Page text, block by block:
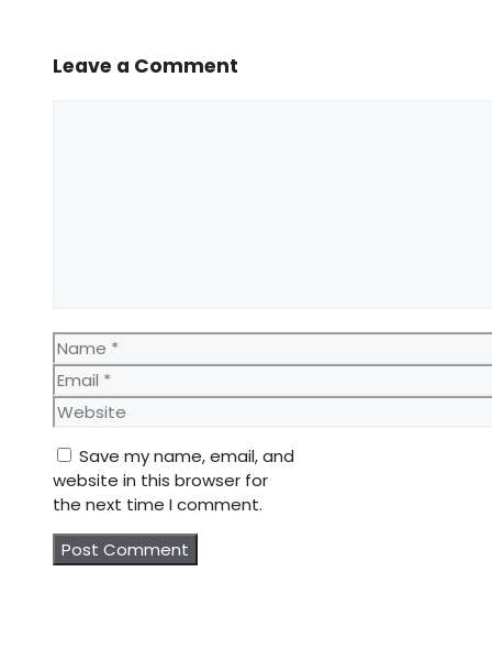
Leave a Comment
Name
Email
Website
Save my name, email, and
website in this browser for
the next time I comment.